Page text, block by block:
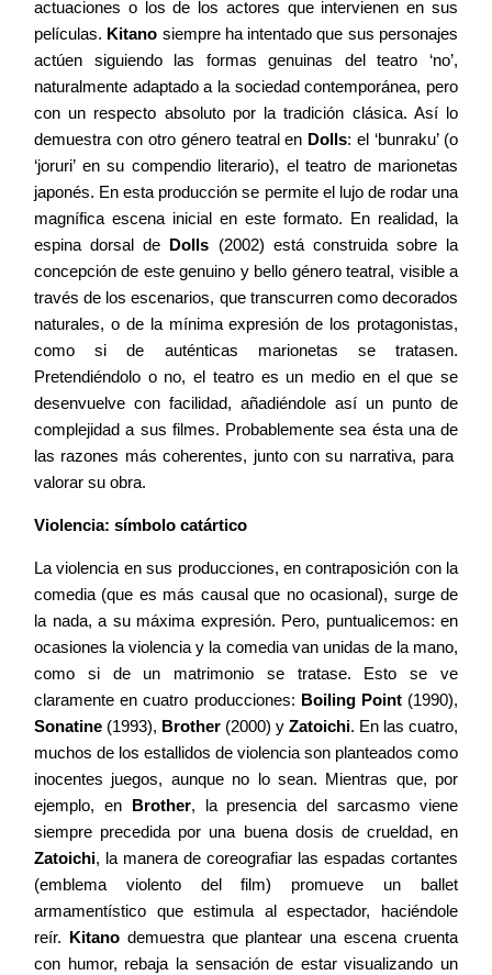
actuaciones o los de los actores que intervienen en sus
películas. Kitano siempre ha intentado que sus personajes
actúen siguiendo las formas genuinas del teatro ‘no’,
naturalmente adaptado a la sociedad contemporánea, pero
con un respecto absoluto por la tradición clásica. Así lo
demuestra con otro género teatral en Dolls: el ‘bunraku’ (o
‘joruri’ en su compendio literario), el teatro de marionetas
japonés. En esta producción se permite el lujo de rodar una
magnífica escena inicial en este formato. En realidad, la
espina dorsal de Dolls (2002) está construida sobre la
concepción de este genuino y bello género teatral, visible a
través de los escenarios, que transcurren como decorados
naturales, o de la mínima expresión de los protagonistas,
como si de auténticas marionetas se tratasen.
Pretendiéndolo o no, el teatro es un medio en el que se
desenvuelve con facilidad, añadiéndole así un punto de
complejidad a sus filmes. Probablemente sea ésta una de
las razones más coherentes, junto con su narrativa, para
valorar su obra.
Violencia: símbolo catártico
La violencia en sus producciones, en contraposición con la
comedia (que es más causal que no ocasional), surge de
la nada, a su máxima expresión. Pero, puntualicemos: en
ocasiones la violencia y la comedia van unidas de la mano,
como si de un matrimonio se tratase. Esto se ve
claramente en cuatro producciones: Boiling Point (1990),
Sonatine (1993), Brother (2000) y Zatoichi. En las cuatro,
muchos de los estallidos de violencia son planteados como
inocentes juegos, aunque no lo sean. Mientras que, por
ejemplo, en Brother, la presencia del sarcasmo viene
siempre precedida por una buena dosis de crueldad, en
Zatoichi, la manera de coreografiar las espadas cortantes
(emblema violento del film) promueve un ballet
armamentístico que estimula al espectador, haciéndole
reír. Kitanodemuestra que plantear una escena cruenta
con humor, rebaja la sensación de estar visualizando un